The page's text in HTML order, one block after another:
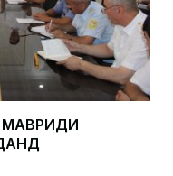
МАВРИДИ